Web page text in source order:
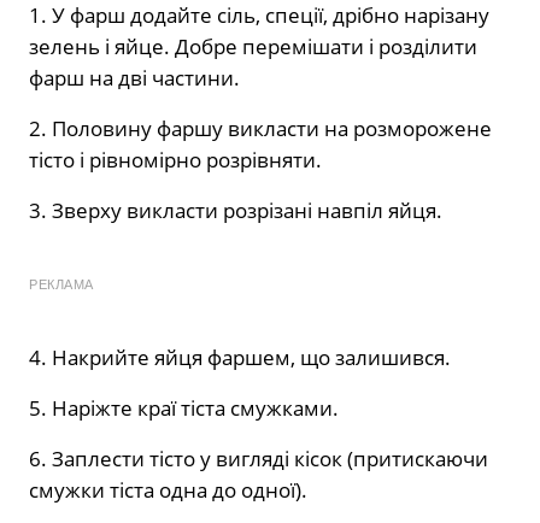
1. У фарш додайте сіль, спеції, дрібно нарізану
зелень і яйце. Добре перемішати і розділити
фарш на дві частини.
2. Половину фаршу викласти на розморожене
тісто і рівномірно розрівняти.
3. Зверху викласти розрізані навпіл яйця.
РЕКЛАМА
4. Накрийте яйця фаршем, що залишився.
5. Наріжте краї тіста смужками.
6. Заплести тісто у вигляді кісок (притискаючи
смужки тіста одна до одної).